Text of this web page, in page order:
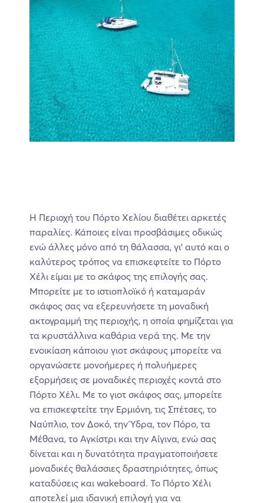
Η Περιοχή του Πόρτο Χελίου διαθέτει αρκετές
παραλίες. Κάποιες είναι προσβάσιμες οδικώς
ενώ άλλες μόνο από τη θάλασσα, γι’ αυτό και ο
καλύτερος τρόπος να επισκεφτείτε το Πόρτο
Χέλι είμαι με το σκάφος της επιλογής σας.
Μπορείτε με το ιστιοπλοϊκό ή καταμαράν
σκάφος σας να εξερευνήσετε τη μοναδική
ακτογραμμή της περιοχής, η οποία φημίζεται για
τα κρυστάλλινα καθάρια νερά της. Με την
ενοικίαση κάποιου γιοτ σκάφους μπορείτε να
οργανώσετε μονοήμερες ή πολυήμερες
εξορμήσεις σε μοναδικές περιοχές κοντά στο
Πόρτο Χέλι. Με το γιοτ σκάφος σας, μπορείτε
να επισκεφτείτε την Ερμιόνη, τις Σπέτσες, το
Ναύπλιο, τον Δοκό, την Ύδρα, τον Πόρο, τα
Μέθανα, το Αγκίστρι και την Αίγινα, ενώ σας
δίνεται και η δυνατότητα πραγματοποιήσετε
μοναδικές θαλάσσιες δραστηριότητες, όπως
καταδύσεις και wakeboard. Το Πόρτο Χέλι
αποτελεί μια ιδανική επιλογή για να